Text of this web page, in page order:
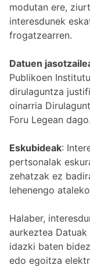
modutan ere,
interesdunek
frogatzearren.
Datuen
Publikoen
dirulaguntza
oinarria
Foru Legean dago.
Eskubideak:
pertsonalak
zehatzak ez
lehenengo
Halaber,
aurkeztea Datuak
idazki baten
edo egoitza